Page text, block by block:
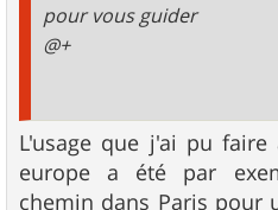
pour vous guider
@+
L'usage que j'ai pu
europe a été par
chemin dans Paris pour